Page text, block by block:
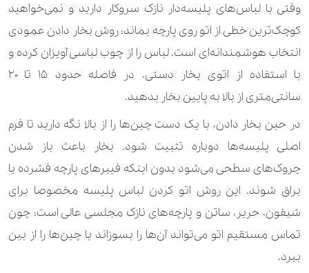
وقتی با لباس‌های پلیسه‌دار نازک سروکار دارید و نمی‌خواهید
کوچک‌ترین خطی از اتو روی پارچه بماند؛ روش بخار دادن عمودی
انتخاب هوشمندانه‌ای است. لباس را از چوب ‌لباسی آویزان کرده و
با استفاده از اتوی بخار دستی، در فاصله‌ حدود ۱۵ تا ۲۰
سانتی‌متری از بالا به پایین بخار بدهید.
در حین بخار دادن، با یک دست چین‌ها را از بالا نگه دارید تا فرم
اصلی پلیسه‌ها دوباره تثبیت شود. بخار باعث باز شدن
چروک‌های سطحی می‌شود بدون اینکه فیبرهای پارچه فشرده یا
براق شوند. این روش اتو کردن لباس پلیسه مخصوصا برای
شيفون، حریر، ساتن و پارچه‌های نازک مجلسی عالی است؛ چون
تماس مستقیم اتو می‌تواند آن‌ها را بسوزاند یا چین‌ها را از بین
ببرد.